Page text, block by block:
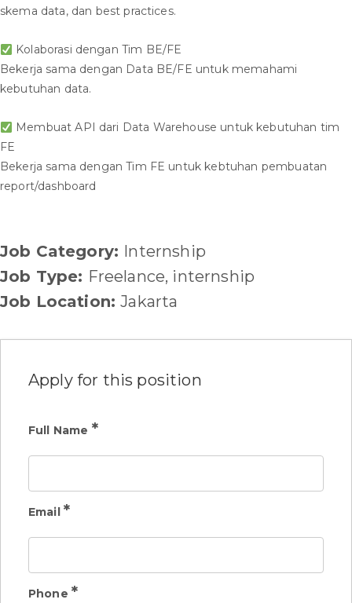
skema data, dan best practices.
Kolaborasi dengan Tim BE/FE
Bekerja sama dengan Data BE/FE untuk memahami
kebutuhan data.
Membuat API dari Data Warehouse untuk kebutuhan tim
FE
Bekerja sama dengan Tim FE untuk kebtuhan pembuatan
report/dashboard
Job Category: Internship
Job Type: Freelance internship
Job Location:Jakarta
Apply for this position
Full Name *
Email *
Phone *